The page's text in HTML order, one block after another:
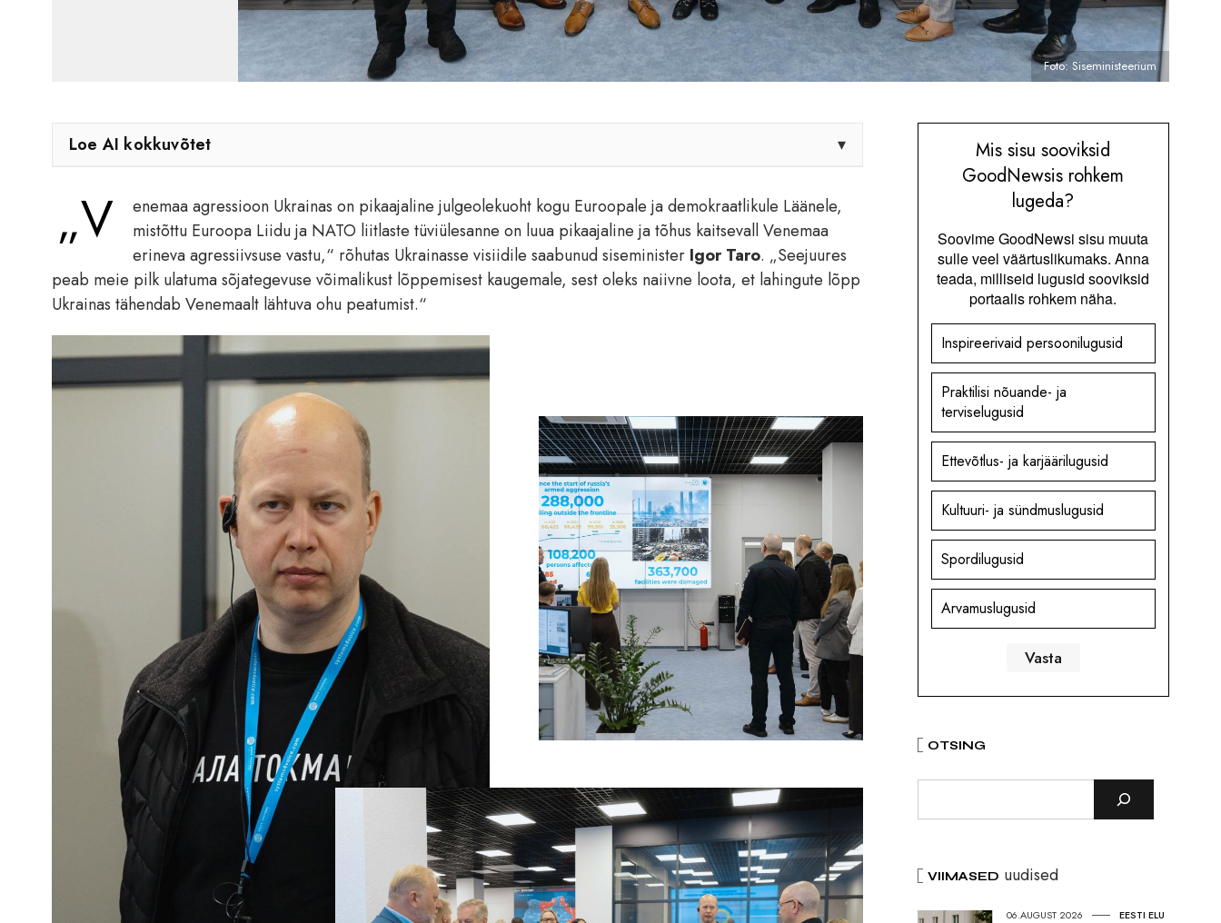
Foto: Siseministeerium
Loe AI kokkuvõtet ▾
„V
enemaa agressioon Ukrainas on pikaajaline julgeolekuoht kogu Euroopale ja demokraatlikule Läänele,
mistõttu Euroopa Liidu ja NATO liitlaste tüviülesanne on luua pikaajaline ja tõhus kaitsevall Venemaa
erineva agressiivsuse vastu,“ rõhutas Ukrainasse visiidile saabunud siseminister Igor Taro. „Seejuures
peab meie pilk ulatuma sõjategevuse võimalikust lõppemisest kaugemale, sest oleks naiivne loota, et lahingute lõpp
Ukrainas tähendab Venemaalt lähtuva ohu peatumist.“
Mis sisu sooviksid
GoodNewsis rohkem
lugeda?
Soovime GoodNewsi sisu muuta
sulle veel väärtuslikumaks. Anna
teada, milliseid lugusid sooviksid
portaalis rohkem näha.
Inspireerivaid persoonilugusid
Praktilisi nõuande- ja
terviselugusid
Ettevõtlus- ja karjäärilugusid
Kultuuri- ja sündmuslugusid
Spordilugusid
Arvamuslugusid
OTSING
VIIMASED uudised
06.AUGUST 2026 EESTI ELU